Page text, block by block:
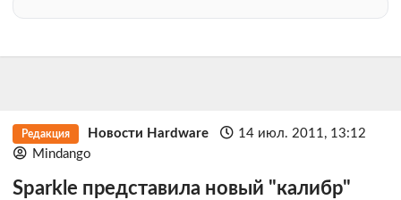
Редакция Новости Hardware
14 июл. 2011, 13:12
Mindango
Sparkle представила новый "калибр"